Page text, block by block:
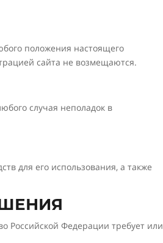
положения настоящего
сайта не возмещаются.
случая неполадок в
для его использования, а также
Российской Федерации требует или